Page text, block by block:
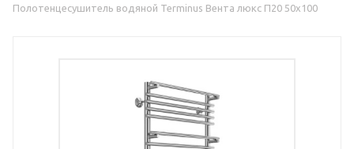
Полотенцесушитель водяной Terminus Вента люкс П20 50х100